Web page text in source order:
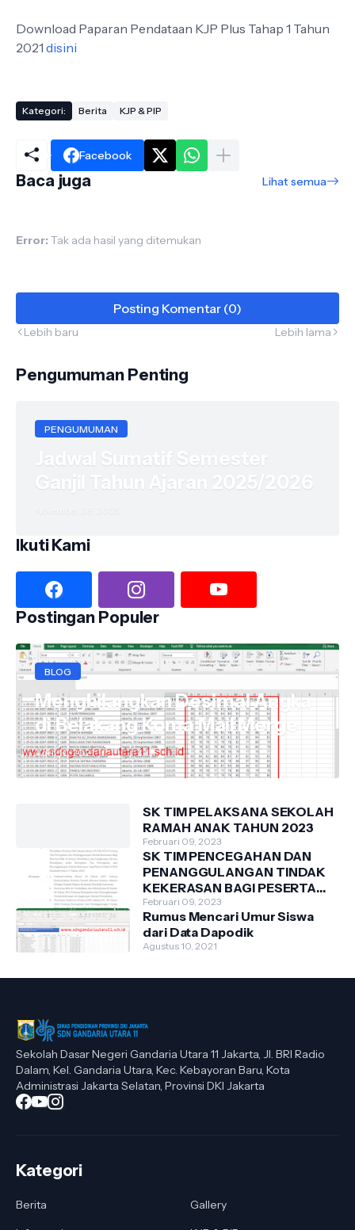
Download Paparan Pendataan KJP Plus Tahap 1 Tahun
2021 disini
Kategori: Berita KJP & PIP
Facebook
Baca juga Lihat semua
Error: Tak ada hasil yang ditemukan
Posting Komentar (0)
Lebih baru Lebih lama
Pengumuman Penting
PENGUMUMAN
Jadwal Sumatif Semester
Ganjil Tahun Ajaran 2025/2026
Ikuti Kami
Postingan Populer
BLOG
Menghilangkan Desimal Angka
di Belakang Koma Mail Merge
April 10, 2021
SK TIM PELAKSANA SEKOLAH
RAMAH ANAK TAHUN 2023
Februari 09, 2023
SK TIM PENCEGAHAN DAN
PENANGGULANGAN TINDAK
KEKERASAN BAGI PESERTA
DIDIK DI SDN GANDARIA
UTARA 11 TAHUN 2023
Februari 09, 2023
Rumus Mencari Umur Siswa
dari Data Dapodik
Agustus 10, 2021
Sekolah Dasar Negeri Gandaria Utara 11 Jakarta, Jl. BRI Radio
Dalam, Kel. Gandaria Utara, Kec. Kebayoran Baru, Kota
Administrasi Jakarta Selatan, Provinsi DKI Jakarta
Kategori
Berita
Gallery